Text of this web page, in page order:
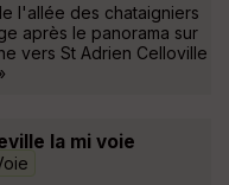
l'allée des chataigniers
après le panorama sur
vers St Adrien Celloville
la mi voie